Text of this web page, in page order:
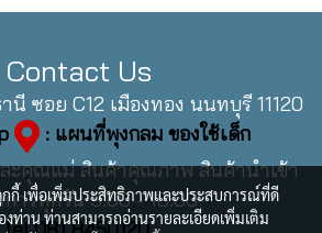
Contact Us
นี ซอย C12 เมืองทอง นนทบุรี 11120
: แผนที่พุงกลม ของใช้เด็ก
ะคุณแม่ สินค้าคุณภาพ สินค้านำเข้า
การทุกวัน 9:00 - 18:00
กกี้ เพื่อเพิ่มประสิทธิภาพและประสบการณ์ที่ดี
งท่าน ท่านสามารถอ่านรายละเอียดเพิ่มเติม